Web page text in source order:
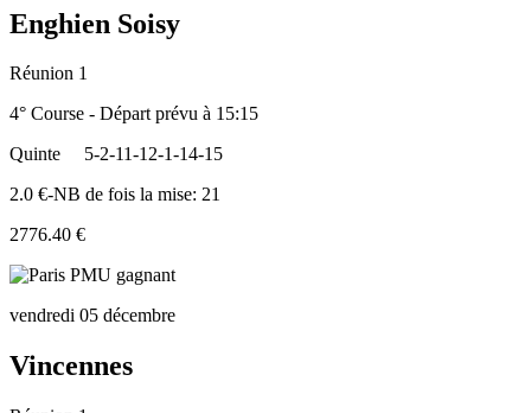
Enghien Soisy
Réunion 1
4° Course - Départ prévu à 15:15
Quinte
5-2-11-12-1-14-15
2.0 €-NB de fois la mise: 21
2776.40 €
vendredi 05 décembre
Vincennes